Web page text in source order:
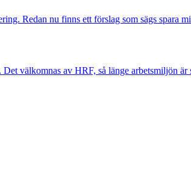
Redan nu finns ett förslag som sägs spara
välkomnas av HRF, så länge arbetsmiljön är